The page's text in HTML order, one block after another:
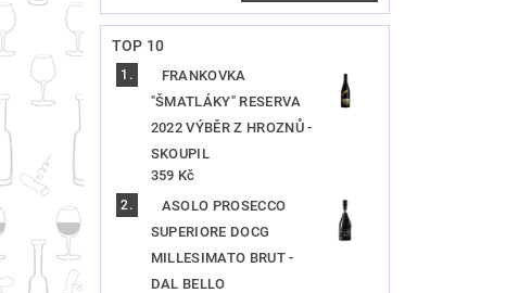
TOP 10
FRANKOVKA
"ŠMATLÁKY" RESERVA
2022 VÝBĚR Z HROZNŮ -
SKOUPIL
359 Kč
ASOLO PROSECCO
SUPERIORE DOCG
MILLESIMATO BRUT -
DAL BELLO